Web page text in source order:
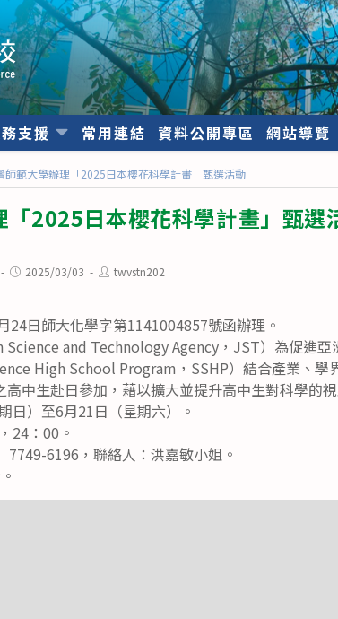
支援 常用連結 資料公開專區 網站導覽
師範大學辦理「2025日本櫻花科學計畫」甄選活動
2025日本櫻花科學計畫」甄選
Post2025/03/03
Posttwvstn202
24日師大化學字第1141004857號函辦理。
Science and Technology Agency，JST）為促進
High School Program，SSHP）結合產業、學
中生赴日參加，藉以擴大並提升高中生對科學的視
日）至6月21日（星期六）。
24：00。
6196，聯絡人：洪嘉敏小姐。